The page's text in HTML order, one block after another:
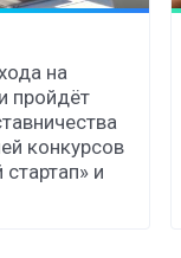
на
пройдёт
конкурсов
и